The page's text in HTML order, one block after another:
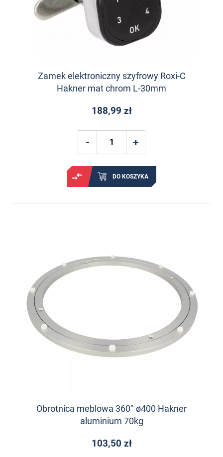
Zamek elektroniczny szyfrowy Roxi-C
Hakner mat chrom L-30mm
188,99 zł
DO KOSZYKA
Obrotnica meblowa 360° ø400 Hakner
aluminium 70kg
103,50 zł